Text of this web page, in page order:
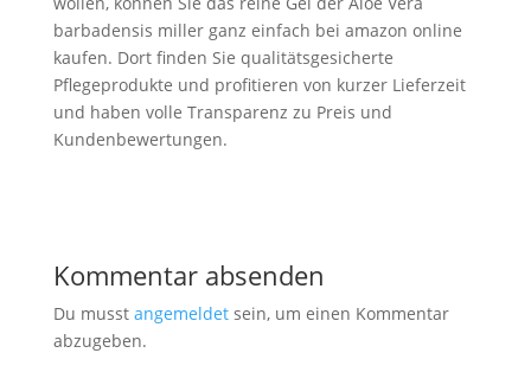
barbadensis miller ganz einfach bei amazon online
kaufen. Dort finden Sie qualitätsgesicherte
Pflegeprodukte und profitieren von kurzer Lieferzeit
und haben volle Transparenz zu Preis und
Kundenbewertungen.
Kommentar absenden
Du musst angemeldetsein, um einen Kommentar
abzugeben.